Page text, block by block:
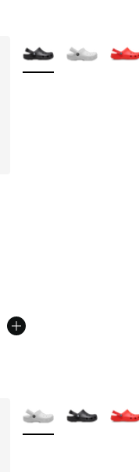
Plus de couleurs
Plus de couleurs